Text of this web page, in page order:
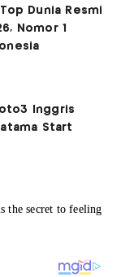
Dunia Resmi
Nomor 1
Inggris
Start